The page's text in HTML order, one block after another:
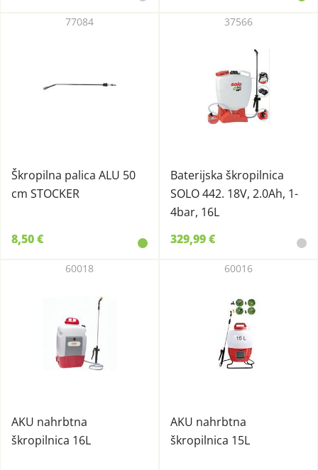
Škropilna palica ALU 50
cm STOCKER
77084
8,50 €
Baterijska škropilnica
SOLO 442. 18V, 2.0Ah, 1-
4bar, 16L
37566
329,99 €
AKU nahrbtna
škropilnica 16L
60018
AKU nahrbtna
škropilnica 15L
60016